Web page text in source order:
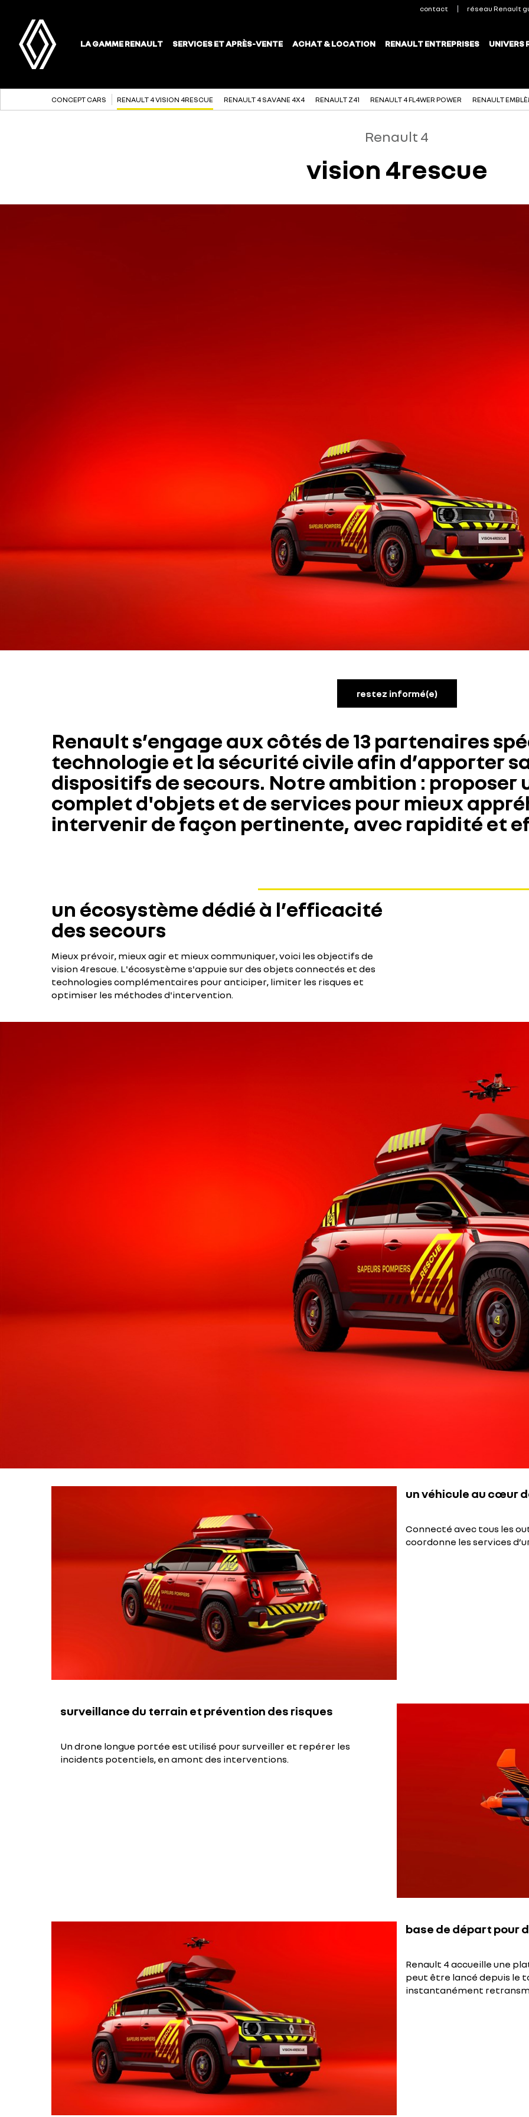
CONCEPT CARS RENAULT 4 VISION 4RESCUE RENAULT 4 SAVANE 4X4 RENAULT Z41 RENAULT 4 FL4WER POWER RENAULT
Renault 4
vision 4rescue
restez informé(e)
Renault s’engage aux côtés de 13 partenaires
technologie et la sécurité civile afin d’apporter
dispositifs de secours. Notre ambition : proposer
complet d'objets et de services pour mieux
intervenir de façon pertinente, avec rapidité et
un écosystème dédié à l’efficacité
des secours
Mieux prévoir, mieux agir et mieux communiquer, voici les objectifs de
vision 4rescue. L'écosystème s'appuie sur des objets connectés et des
technologies complémentaires pour anticiper, limiter les risques et
optimiser les méthodes d'intervention.
un véhicule au cœur
Connecté avec tous les
coordonne les services
surveillance du terrain et prévention des risques
Un drone longue portée est utilisé pour surveiller et repérer les
incidents potentiels, en amont des interventions.
base de départ pour
Renault 4 accueille une
peut être lancé depuis le
instantanément